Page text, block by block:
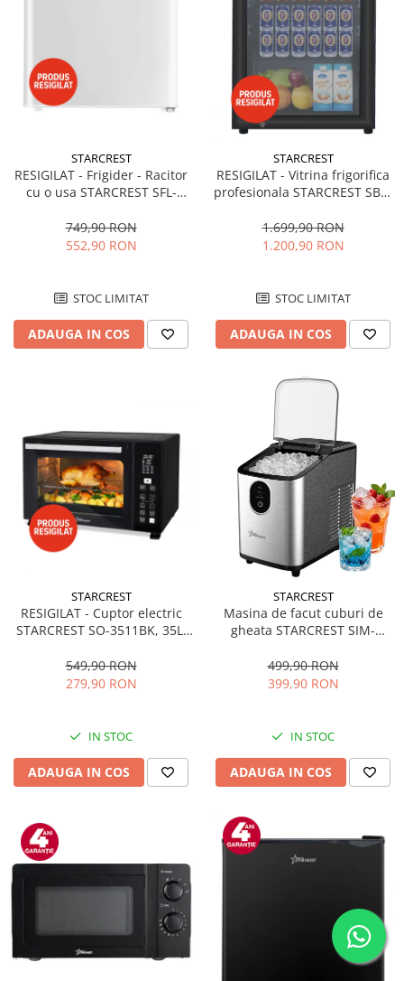
STARCREST
RESIGILAT - Frigider - Racitor
cu o usa STARCREST SFL-
92L, Iluminare interioara,H 83
cm, Alb
749,90 RON
552,90 RON
STOC LIMITAT
ADAUGA IN COS
STARCREST
RESIGILAT - Vitrina frigorifica
profesionala STARCREST SBC-
reglabil, Iluminare LED, H 104
cm, Negru
1.699,90 RON
1.200,90 RON
STOC LIMITAT
ADAUGA IN COS
STARCREST
RESIGILAT - Cuptor electric
STARCREST SO-3511BK, 35L,
Programe predefinite,
Interfata digitala, Negru
549,90 RON
279,90 RON
IN STOC
ADAUGA IN COS
STARCREST
Masina de facut cuburi de
gheata STARCREST SIM-
12Kg/24h, Cos gheata
detasabil, Rezervor apa 0.8 l,
499,90 RON
399,90 RON
IN STOC
ADAUGA IN COS